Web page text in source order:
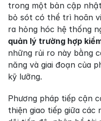
trong một bản cập
bỏ sót có thể trì hoãn
quản lý trường hợp
những rủi ro này bằng
năng và giai đoạn của
kỹ lưỡng.
Phương pháp tiếp cận
thiện giao tiếp giữa các